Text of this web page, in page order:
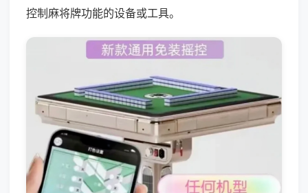
控制麻将牌功能的设备或工具。